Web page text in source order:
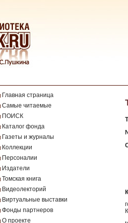
Главная страница
Самые читаемые
ПОИСК
Каталог фонда
Газеты и журналы
Коллекции
Персоналии
Издатели
Томская книга
Видеолекторий
Виртуальные выставки
Фонды партнеров
О проекте